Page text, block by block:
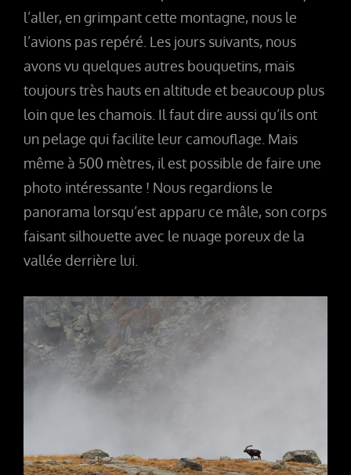
l’aller, en grimpant cette montagne, nous le
l’avions pas repéré. Les jours suivants, nous
avons vu quelques autres bouquetins, mais
toujours très hauts en altitude et beaucoup plus
loin que les chamois. Il faut dire aussi qu’ils ont
un pelage qui facilite leur camouflage. Mais
même à 500 mètres, il est possible de faire une
photo intéressante ! Nous regardions le
panorama lorsqu’est apparu ce mâle, son corps
faisant silhouette avec le nuage poreux de la
vallée derrière lui.